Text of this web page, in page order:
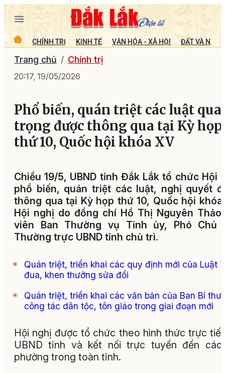
CHÍNH TRỊ KINH TẾ VĂN HÓA - XÃ HỘI ĐẤT VÀ
Trang chủ Chính trị
20:17, 19/05/2026
Phổ biến, quán triệt các luật
trọng được thông qua tại Kỳ họp
thứ 10, Quốc hội khóa XV
Chiều 19/5, UBND tỉnh Đắk Lắk tổ chức Hội
phổ biến, quán triệt các luật, nghị quyết
thông qua tại Kỳ họp thứ 10, Quốc hội khóa
Hội nghị do đồng chí Hồ Thị Nguyên
viên Ban Thường vụ Tỉnh ủy, Phó Chủ
Thường trực UBND tỉnh chủ trì.
Quán triệt, triển khai các quy định mới của Luật
đua, khen thưởng sửa đổi
Quán triệt, triển khai các văn bản của Ban Bí thư
công tác dân tộc, tôn giáo trong giai đoạn mới
Hội nghị được tổ chức theo hình thức trực
UBND tỉnh và kết nối trực tuyến đến các
phường trong toàn tỉnh.